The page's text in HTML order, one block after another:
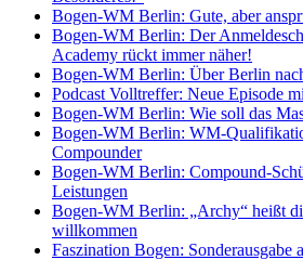
Bogen-WM Berlin: Gute, aber
Bogen-WM Berlin: Der
Academy rückt immer näher!
Bogen-WM Berlin: Über Berlin
Podcast Volltreffer: Neue Episode
Bogen-WM Berlin: Wie soll das
Bogen-WM Berlin: WM-
Compounder
Bogen-WM Berlin: Compound-
Leistungen
Bogen-WM Berlin: „Archy“ heißt
willkommen
Faszination Bogen: Sonderausgabe